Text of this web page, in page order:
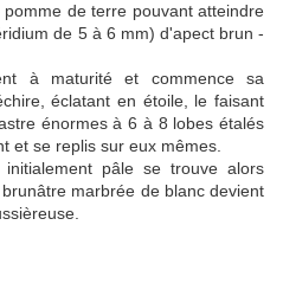
de terre pouvant atteindre
de 5 à 6 mm) d'apect brun -
à maturité et commence sa
éclatant en étoile, le faisant
énormes à 6 à 8 lobes étalés
et se replis sur eux mêmes.
initialement pâle se trouve alors
marbrée de blanc devient